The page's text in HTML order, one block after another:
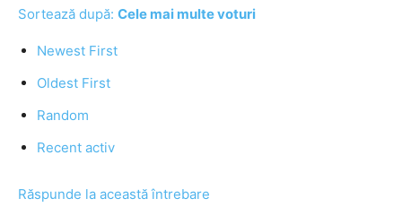
Sortează după: Cele mai multe voturi
Newest First
Oldest First
Random
Recent activ
Răspunde la această întrebare